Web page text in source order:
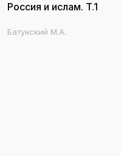
Россия и ислам. Т.1
Батунский М.А.